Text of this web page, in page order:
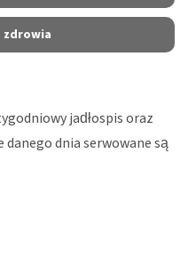
zdrowia
jadłospis oraz
danego dnia serwowane są